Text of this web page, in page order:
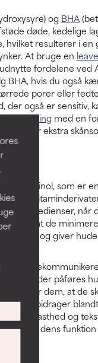
og BHA
døde, kedelige
hvilket resulterer i
At bruge en
fordelene ved
BHA, hvis du også
porer eller
der også er sensitiv,
eksfoliering med en
som er ekstra
om retinol, som er
er A-
"it"-ingredienser, når
bevist, at de
og giver
retinoider påføres
fortæller dem, at de
Retinol bidrager
fasthed og
dens